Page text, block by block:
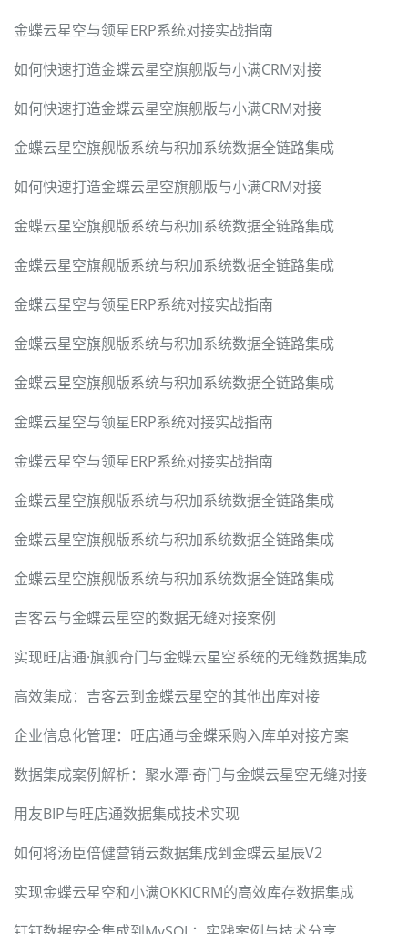
金蝶云星空与领星ERP系统对接实战指南
如何快速打造金蝶云星空旗舰版与小满CRM对接
如何快速打造金蝶云星空旗舰版与小满CRM对接
金蝶云星空旗舰版系统与积加系统数据全链路集成
如何快速打造金蝶云星空旗舰版与小满CRM对接
金蝶云星空旗舰版系统与积加系统数据全链路集成
金蝶云星空旗舰版系统与积加系统数据全链路集成
金蝶云星空与领星ERP系统对接实战指南
金蝶云星空旗舰版系统与积加系统数据全链路集成
金蝶云星空旗舰版系统与积加系统数据全链路集成
金蝶云星空与领星ERP系统对接实战指南
金蝶云星空与领星ERP系统对接实战指南
金蝶云星空旗舰版系统与积加系统数据全链路集成
金蝶云星空旗舰版系统与积加系统数据全链路集成
金蝶云星空旗舰版系统与积加系统数据全链路集成
吉客云与金蝶云星空的数据无缝对接案例
实现旺店通·旗舰奇门与金蝶云星空系统的无缝数据集成
高效集成：吉客云到金蝶云星空的其他出库对接
企业信息化管理：旺店通与金蝶采购入库单对接方案
数据集成案例解析：聚水潭·奇门与金蝶云星空无缝对接
用友BIP与旺店通数据集成技术实现
如何将汤臣倍健营销云数据集成到金蝶云星辰V2
实现金蝶云星空和小满OKKICRM的高效库存数据集成